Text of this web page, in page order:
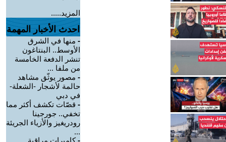
المزيد.....
احدث الأخبار المهمة
- منها في الشرق
الأوسط.. البنتاغون
تنشر الدفعة الخامسة
من ملفا ...
- مصور يوثّق مشاهد
حالمة لأشجار -الشعلة-
في دبي
- قصّات تكشف أكثر مما
تخفي.. جورجينا
رودريغيز والأزياء الجريئة
...
-كاميرات مراقبة